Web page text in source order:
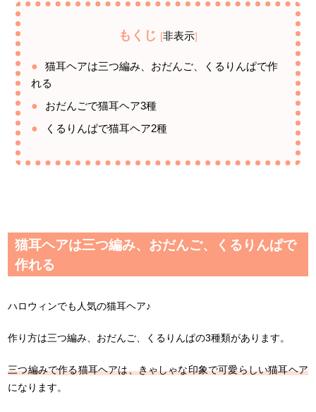
もくじ [非表示]
猫耳ヘアは三つ編み、おだんご、くるりんぱで作
れる
おだんごで猫耳ヘア3種
くるりんぱで猫耳ヘア2種
猫耳ヘアは三つ編み、おだんご、くるりんぱで
作れる
ハロウィンでも人気の猫耳ヘア♪
作り方は三つ編み、おだんご、くるりんぱの3種類があります。
三つ編みで作る猫耳ヘアは、きゃしゃな印象で可愛らしい猫耳ヘア
になります。